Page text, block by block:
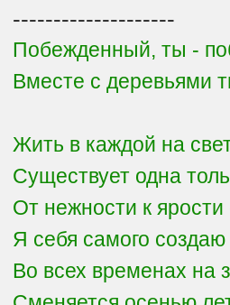
--------------------
Побежденный, ты -
Вместе с деревьями
Жить в каждой на
Существует одна
От нежности к ярости
Я себя самого
Во всех временах на